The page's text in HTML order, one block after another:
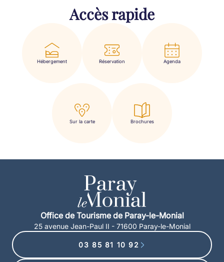
Accès rapide
Hébergement Réservation Agenda
Sur la carte Brochures
Office de Tourisme de Paray-le-Monial
25 avenue Jean-Paul II - 71600 Paray-le-Monial
03 85 81 10 92